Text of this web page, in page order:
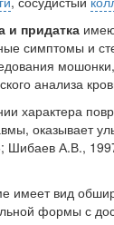
и придатка
симптомы и
ана­лиза
характера
оказыва­ет
Шибаев А.В.,
имеет вид
формы с